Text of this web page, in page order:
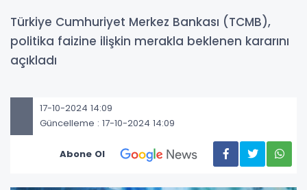
Türkiye Cumhuriyet Merkez Bankası (TCMB),
politika faizine ilişkin merakla beklenen kararını
açıkladı
17-10-2024 14:09
Güncelleme : 17-10-2024 14:09
Abone Ol